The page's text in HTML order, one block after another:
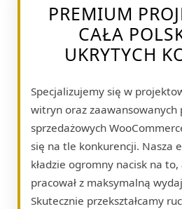
PREMIUM
CAŁA
UKRYTYCH
Specjalizujemy się w
witryn oraz zaawansowanych
sprzedażowych
się na tle konkurencji. Nasza
kładzie ogromny nacisk na
pracował z maksymalną
Skutecznie przekształcamy